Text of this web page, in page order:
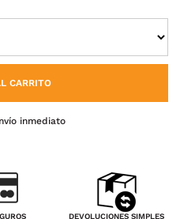
CARRITO
inmediato
DEVOLUCIONES SIMPLES